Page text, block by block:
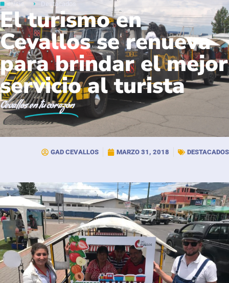
Inicio Destacados
El turismo en
Cevallos se renueva
para brindar el mejor
servicio al turista
Cevallosen tu corazón
GAD CEVALLOS MARZO 31, 2018 DESTACADOS